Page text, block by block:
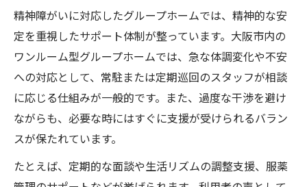
精神障がいに対応したグループホームでは、精神的な安
定を重視したサポート体制が整っています。大阪市内の
ワンルーム型グループホームでは、急な体調変化や不安
への対応として、常駐または定期巡回のスタッフが相談
に応じる仕組みが一般的です。また、過度な干渉を避け
ながらも、必要な時にはすぐに支援が受けられるバラン
スが保たれています。
たとえば、定期的な面談や生活リズムの調整支援、服薬